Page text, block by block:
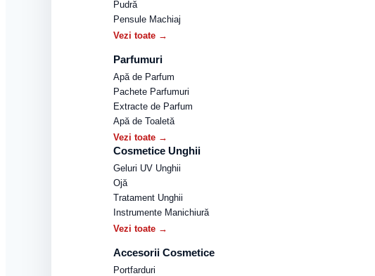
Pudră
Pensule Machiaj
Vezi toate →
Parfumuri
Apă de Parfum
Pachete Parfumuri
Extracte de Parfum
Apă de Toaletă
Vezi toate →
Cosmetice Unghii
Geluri UV Unghii
Ojă
Tratament Unghii
Instrumente Manichiură
Vezi toate →
Accesorii Cosmetice
Portfarduri